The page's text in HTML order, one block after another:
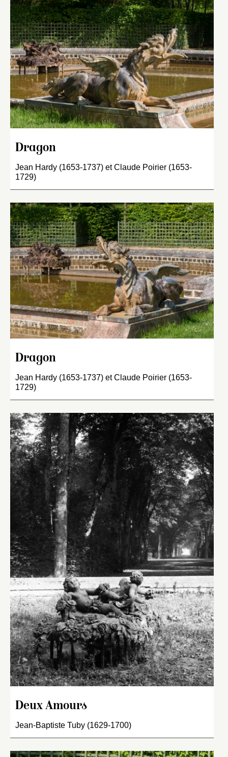
Dragon
Jean Hardy (1653-1737) et Claude Poirier (1653-
1729)
Dragon
Jean Hardy (1653-1737) et Claude Poirier (1653-
1729)
Deux Amours
Jean-Baptiste Tuby (1629-1700)